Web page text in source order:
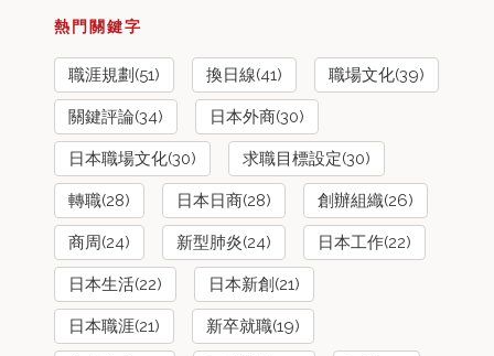
熱門關鍵字
職涯規劃(51) 換日線(41) 職場文化(39)
關鍵評論(34) 日本外商(30)
日本職場文化(30) 求職目標設定(30)
轉職(28) 日本日商(28) 創辦組織(26)
商周(24) 新型肺炎(24) 日本工作(22)
日本生活(22) 日本新創(21)
日本職涯(21) 新卒就職(19)